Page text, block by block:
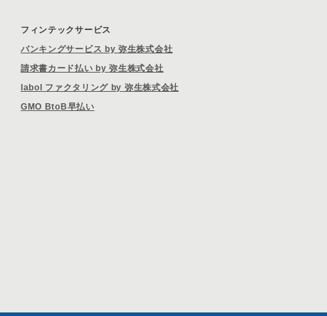
フィンテックサービス
バンキングサービス by 弥生株式会社
請求書カード払い by 弥生株式会社
labol ファクタリング by 弥生株式会社
GMO BtoB早払い